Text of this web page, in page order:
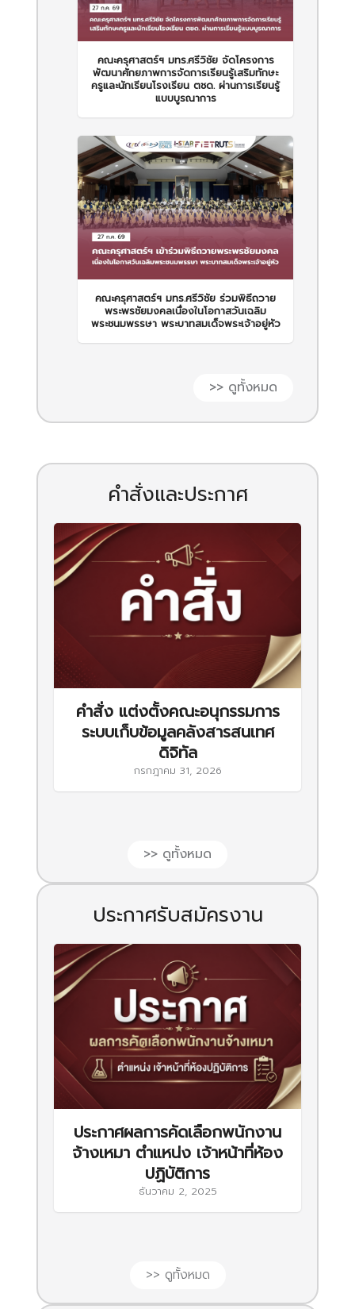
คณะครุศาสตร์ฯ มทร.ศรีวิชัย จัดโครงการ
พัฒนาศักยภาพการจัดการเรียนรู้เสริมทักษะ
ครูและนักเรียนโรงเรียน ตชด. ผ่านการเรียนรู้
แบบบูรณาการ
คณะครุศาสตร์ฯ มทร.ศรีวิชัย ร่วมพิธีถวาย
พระพรชัยมงคลเนื่องในโอกาสวันเฉลิม
พระชนมพรรษา พระบาทสมเด็จพระเจ้าอยู่หัว
>> ดูทั้งหมด
คำสั่งและประกาศ
คำสั่ง แต่งตั้งคณะอนุกรรมการ
ระบบเก็บข้อมูลคลังสารสนเทศ
ดิจิทัล
กรกฎาคม 31, 2026
>> ดูทั้งหมด
ประกาศรับสมัครงาน
ประกาศผลการคัดเลือกพนักงาน
จ้างเหมา ตำแหน่ง เจ้าหน้าที่ห้อง
ปฏิบัติการ
ธันวาคม 2, 2025
>> ดูทั้งหมด